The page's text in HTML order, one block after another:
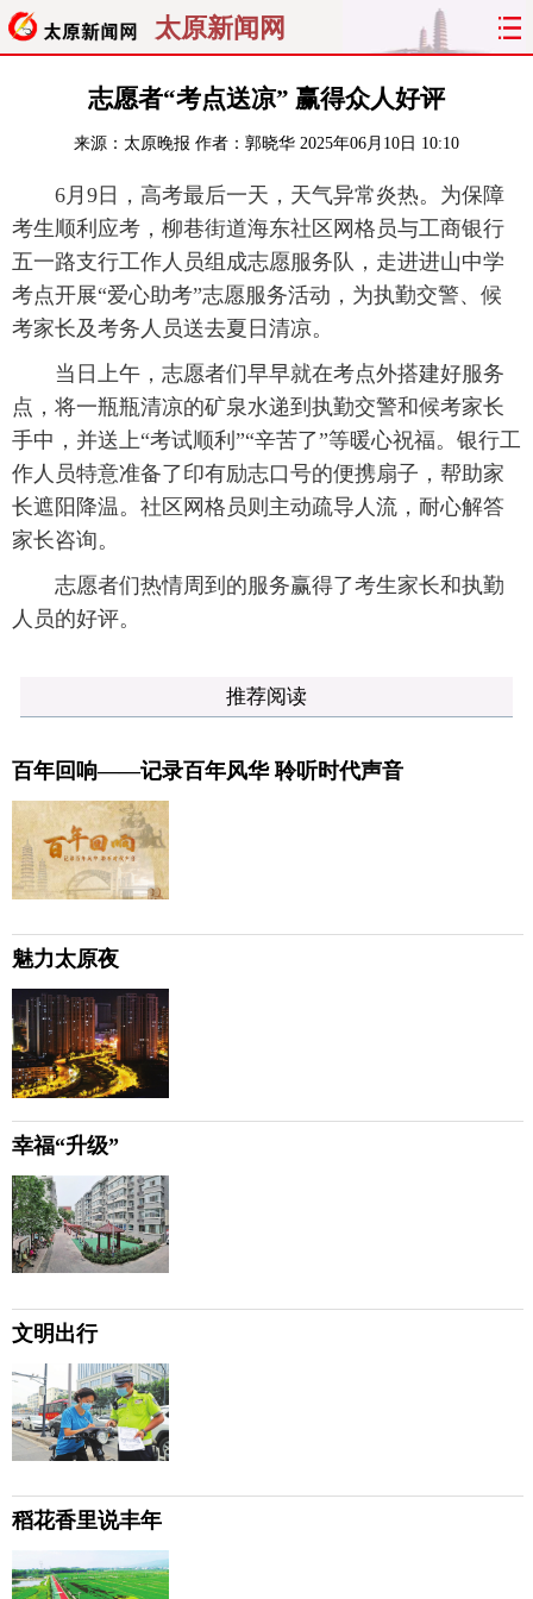
太原新闻网
聚焦 太原
经济 关注 文明 出行
纵横 曝光 综合 专题
旅游 理财 政务 教育
看天下 晋月读 最太原
太原日报 太原晚报 热评 社区
志愿者“考点送凉” 赢得众人好评
来源： 太原晚报 作者：郭晓华 2025年06月10日 10:10
6月9日，高考最后一天，天气异常炎热。为保障
考生顺利应考，柳巷街道海东社区网格员与工商银行
五一路支行工作人员组成志愿服务队，走进进山中学
考点开展“爱心助考”志愿服务活动，为执勤交警、候
考家长及考务人员送去夏日清凉。
当日上午，志愿者们早早就在考点外搭建好服务
点，将一瓶瓶清凉的矿泉水递到执勤交警和候考家长
手中，并送上“考试顺利”“辛苦了”等暖心祝福。银行工
作人员特意准备了印有励志口号的便携扇子，帮助家
长遮阳降温。社区网格员则主动疏导人流，耐心解答
家长咨询。
志愿者们热情周到的服务赢得了考生家长和执勤
人员的好评。
推荐阅读
百年回响——记录百年风华 聆听时代声音
魅力太原夜
幸福“升级”
文明出行
稻花香里说丰年